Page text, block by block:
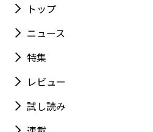
トップ
ニュース
特集
レビュー
試し読み